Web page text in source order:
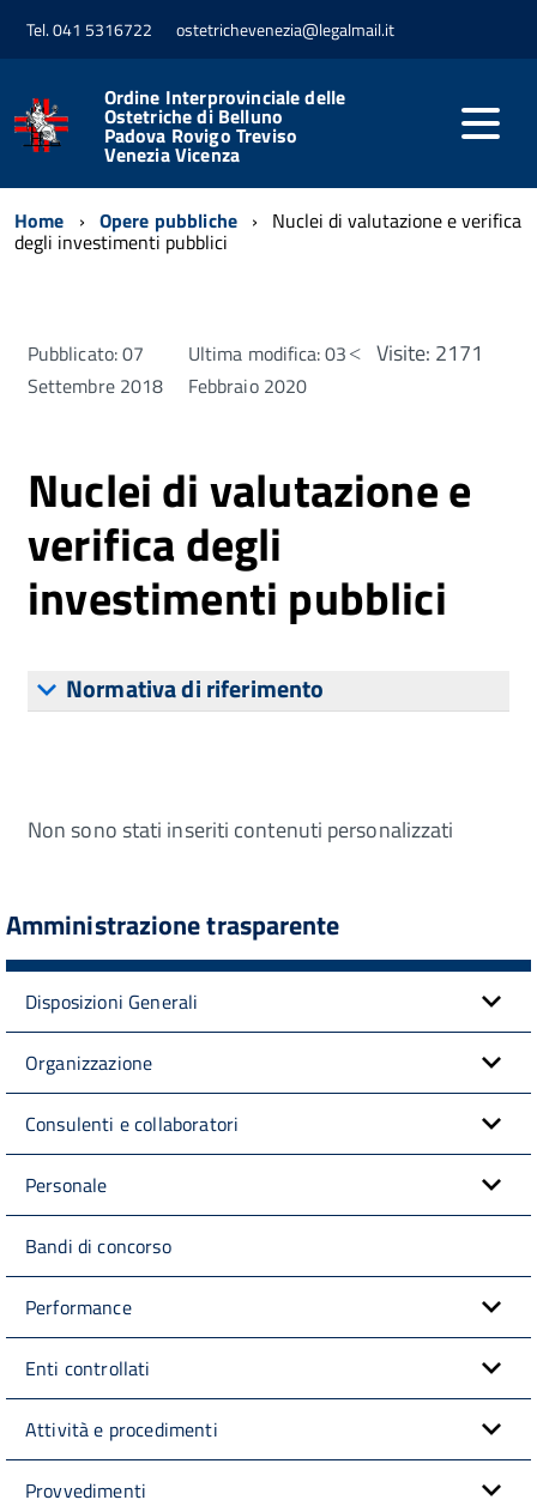
Tel. 041 5316722 ostetrichevenezia@legalmail.it
Ordine Interprovinciale delle
Ostetriche di Belluno
Padova Rovigo Treviso
Venezia Vicenza
Home Opere pubbliche Nuclei di valutazione e verifica
degli investimenti pubblici
Pubblicato: 07
Settembre 2018
Ultima modifica: 03
Febbraio 2020
Visite: 2171
Nuclei di valutazione e
verifica degli
investimenti pubblici
Normativa di riferimento
Non sono stati inseriti contenuti personalizzati
Amministrazione trasparente
Disposizioni Generali
Organizzazione
Consulenti e collaboratori
Personale
Bandi di concorso
Performance
Enti controllati
Attività e procedimenti
Provvedimenti